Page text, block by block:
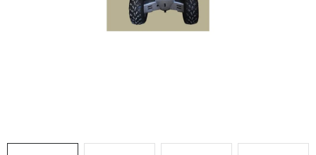
OLEJE MAXIMA A FILTRE